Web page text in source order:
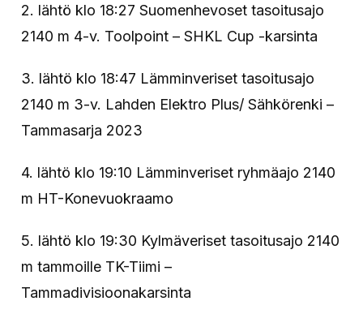
2. lähtö klo 18:27 Suomenhevoset tasoitusajo
2140 m 4-v. Toolpoint – SHKL Cup -karsinta
3. lähtö klo 18:47 Lämminveriset tasoitusajo
2140 m 3-v. Lahden Elektro Plus/ Sähkörenki –
Tammasarja 2023
4. lähtö klo 19:10 Lämminveriset ryhmäajo 2140
m HT-Konevuokraamo
5. lähtö klo 19:30 Kylmäveriset tasoitusajo 2140
m tammoille TK-Tiimi –
Tammadivisioonakarsinta